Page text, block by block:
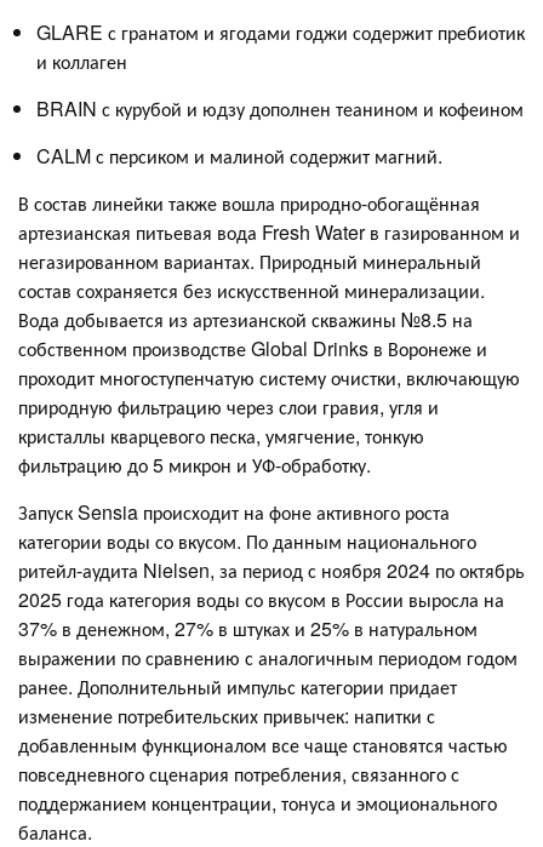
GLARE с гранатом и ягодами годжи содержит пребиотик
и коллаген
BRAIN с курубой и юдзу дополнен теанином и кофеином
CALM с персиком и малиной содержит магний.
В состав линейки также вошла природно-обогащённая
артезианская питьевая вода Fresh Water в газированном и
негазированном вариантах. Природный минеральный
состав сохраняется без искусственной минерализации.
Вода добывается из артезианской скважины №8.5 на
собственном производстве Global Drinks в Воронеже и
проходит многоступенчатую систему очистки, включающую
природную фильтрацию через слои гравия, угля и
кристаллы кварцевого песка, умягчение, тонкую
фильтрацию до 5 микрон и УФ-обработку.
Запуск Sensia происходит на фоне активного роста
категории воды со вкусом. По данным национального
ритейл-аудита Nielsen, за период с ноября 2024 по октябрь
2025 года категория воды со вкусом в России выросла на
37% в денежном, 27% в штуках и 25% в натуральном
выражении по сравнению с аналогичным периодом годом
ранее. Дополнительный импульс категории придает
изменение потребительских привычек: напитки с
добавленным функционалом все чаще становятся частью
повседневного сценария потребления, связанного с
поддержанием концентрации, тонуса и эмоционального
баланса.